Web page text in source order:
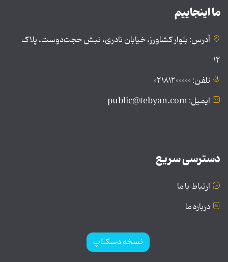
ما اینجاییم
آدرس: بلوار کشاورز، خیابان نادری، نبش حجت‌دوست، پلاک
۱۲
تلفن: ۰۲۱۸۱۲۰۰۰۰۰
ایمیل: public@tebyan.com
دسترسی سریع
ارتباط با ما
درباره ما
نسخه دسکتاپ